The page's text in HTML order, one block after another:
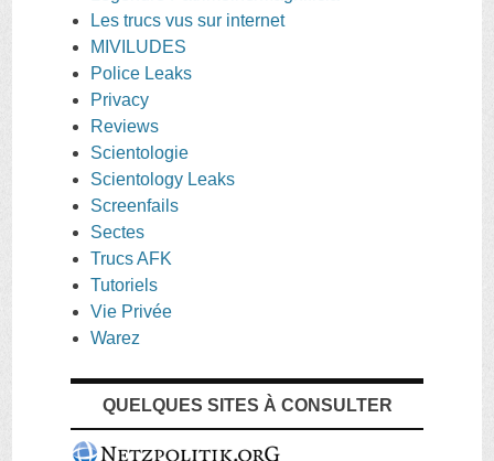
Les trucs vus sur internet
MIVILUDES
Police Leaks
Privacy
Reviews
Scientologie
Scientology Leaks
Screenfails
Sectes
Trucs AFK
Tutoriels
Vie Privée
Warez
QUELQUES SITES À CONSULTER